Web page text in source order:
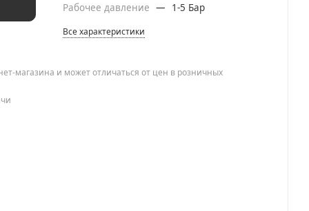
Рабочее давление — 1-5 Бар
Все характеристики
магазина и может отличаться от цен в розничных